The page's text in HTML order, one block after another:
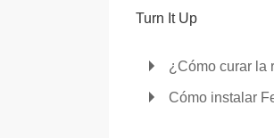
Turn It Up
¿Cómo curar la
Cómo instalar